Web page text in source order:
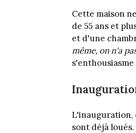
Cette maison
de 55 ans et
et d'une
même, on n'a
L'inauguration,
sont déjà